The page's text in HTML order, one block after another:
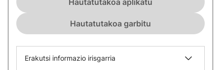
Hautatutakoa garbitu
Erakutsi informazio irisgarria